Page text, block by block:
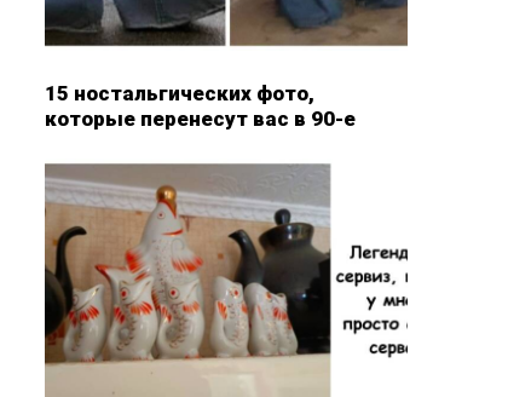
15 ностальгических фото,
которые перенесут вас в 90-е